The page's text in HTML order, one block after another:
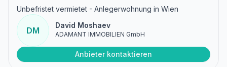
Unbefristet vermietet - Anlegerwohnung in Wien
DM
David Moshaev
ADAMANT IMMOBILIEN GmbH
Anbieter kontaktieren